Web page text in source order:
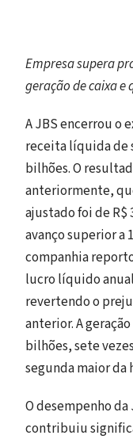
Empresa supera
geração de caixa e
A JBS encerrou o
receita líquida de
bilhões. O
anteriormente,
ajustado foi de
avanço superior a
companhia
lucro líquido
revertendo o
anterior. A
bilhões, sete
segunda maior da
O desempenho
contribuiu